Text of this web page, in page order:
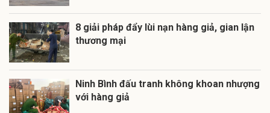
8 giải pháp đẩy lùi nạn hàng giả, gian lận
thương mại
Ninh Bình đấu tranh không khoan nhượng
với hàng giả